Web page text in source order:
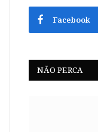
Facebook
NÃO PERCA